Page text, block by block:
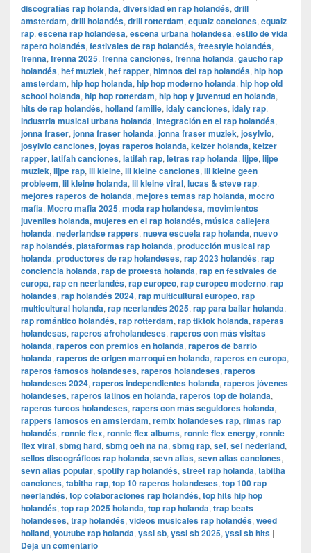
discografías rap holanda, diversidad en rap holandés, drill
amsterdam, drill holandés, drill rotterdam, equalz canciones, equalz
rap, escena rap holandesa, escena urbana holandesa, estilo de vida
rapero holandés, festivales de rap holandés, freestyle holandés,
frenna, frenna 2025, frenna canciones, frenna holanda, gaucho rap
holandés, hef muziek, hef rapper, himnos del rap holandés, hip hop
amsterdam, hip hop holanda, hip hop moderno holanda, hip hop old
school holanda, hip hop rotterdam, hip hop y juventud en holanda,
hits de rap holandés, holland familie, idaly canciones, idaly rap,
industria musical urbana holanda, integración en el rap holandés,
jonna fraser, jonna fraser holanda, jonna fraser muziek, josylvio,
josylvio canciones, joyas raperos holanda, keizer holanda, keizer
rapper, latifah canciones, latifah rap, letras rap holanda, lijpe, lijpe
muziek, lijpe rap, lil kleine, lil kleine canciones, lil kleine geen
probleem, lil kleine holanda, lil kleine viral, lucas & steve rap,
mejores raperos de holanda, mejores temas rap holanda, mocro
mafia, Mocro mafia 2025, moda rap holandesa, movimientos
juveniles holanda, mujeres en el rap holandés, música callejera
holanda, nederlandse rappers, nueva escuela rap holanda, nuevo
rap holandés, plataformas rap holanda, producción musical rap
holanda, productores de rap holandeses, rap 2023 holandés, rap
conciencia holanda, rap de protesta holanda, rap en festivales de
europa, rap en neerlandés, rap europeo, rap europeo moderno, rap
holandes, rap holandés 2024, rap multicultural europeo, rap
multicultural holanda, rap neerlandés 2025, rap para bailar holanda,
rap romántico holandés, rap rotterdam, rap tiktok holanda, raperas
holandesas, raperos afroholandeses, raperos con más visitas
holanda, raperos con premios en holanda, raperos de barrio
holanda, raperos de origen marroquí en holanda, raperos en europa,
raperos famosos holandeses, raperos holandeses, raperos
holandeses 2024, raperos independientes holanda, raperos jóvenes
holandeses, raperos latinos en holanda, raperos top de holanda,
raperos turcos holandeses, rapers con más seguidores holanda,
rappers famosos en amsterdam, remix holandeses rap, rimas rap
holandés, ronnie flex, ronnie flex albums, ronnie flex energy, ronnie
flex viral, sbmg hard, sbmg oeh na na, sbmg rap, sef, sef nederland,
sellos discográficos rap holanda, sevn alias, sevn alias canciones,
sevn alias popular, spotify rap holandés, street rap holanda, tabitha
canciones, tabitha rap, top 10 raperos holandeses, top 100 rap
neerlandés, top colaboraciones rap holandés, top hits hip hop
holandés, top rap 2025 holanda, top rap holanda, trap beats
holandeses, trap holandés, videos musicales rap holandés, weed
holland, youtube rap holanda, yssi sb, yssi sb 2025, yssi sb hits |
Deja un comentario